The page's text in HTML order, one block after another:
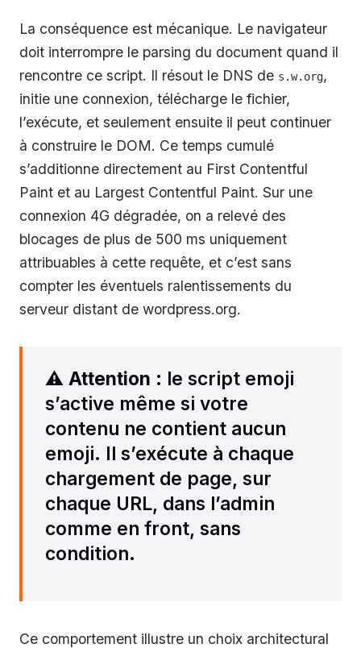
La conséquence est mécanique. Le navigateur
doit interrompre le parsing du document quand il
rencontre ce script. Il résout le DNS de s.w.org,
initie une connexion, télécharge le fichier,
l’exécute, et seulement ensuite il peut continuer
à construire le DOM. Ce temps cumulé
s’additionne directement au First Contentful
Paint et au Largest Contentful Paint. Sur une
connexion 4G dégradée, on a relevé des
blocages de plus de 500 ms uniquement
attribuables à cette requête, et c’est sans
compter les éventuels ralentissements du
serveur distant de wordpress.org.
⚠️ Attention : le script emoji
s’active même si votre
contenu ne contient aucun
emoji. Il s’exécute à chaque
chargement de page, sur
chaque URL, dans l’admin
comme en front, sans
condition.
Ce comportement illustre un choix architectural